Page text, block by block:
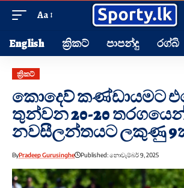
Aa
English ක්‍රිකට් පාපන්දු රග්බි
ක්‍රිකට්
කොදෙව් කණ්ඩායමට
තුන්වන 20-20
නවසීලන්තයට ලකුණු
ByPradeep Gurusinghe Published: නොවැම්බර් 9, 2025